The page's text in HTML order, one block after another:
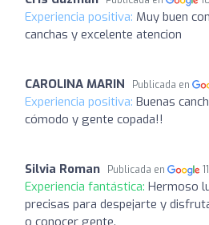
Experiencia positiva: Muy buen
canchas y excelente atencion
CAROLINA MARIN Publicada en
Experiencia positiva: Buenas
cómodo y gente copada!!
Silvia Roman Publicada en
Experiencia fantástica: Hermoso
precisas para despejarte y
o conocer gente.